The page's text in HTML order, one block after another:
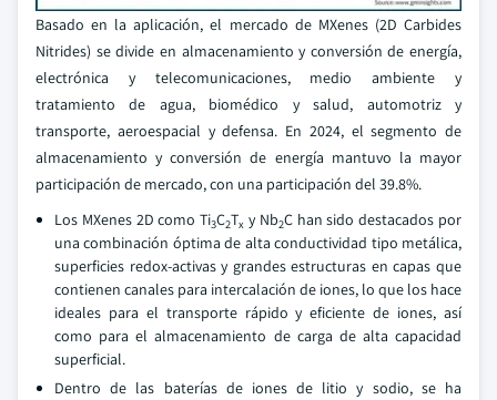
Basado en la aplicación, el mercado de MXenes (2D Carbides
Nitrides) se divide en almacenamiento y conversión de energía,
electrónica y telecomunicaciones, medio ambiente y
tratamiento de agua, biomédico y salud, automotriz y
transporte, aeroespacial y defensa. En 2024, el segmento de
almacenamiento y conversión de energía mantuvo la mayor
participación de mercado, con una participación del 39.8%.
Los MXenes 2D como Ti3C2Tx y Nb2C han sido destacados por
una combinación óptima de alta conductividad tipo metálica,
superficies redox-activas y grandes estructuras en capas que
contienen canales para intercalación de iones, lo que los hace
ideales para el transporte rápido y eficiente de iones, así
como para el almacenamiento de carga de alta capacidad
superficial.
Dentro de las baterías de iones de litio y sodio, se ha